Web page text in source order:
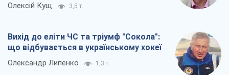
Олексій Кущ 3,5 т.
Вихід до еліти ЧС та тріумф "Сокола":
що відбувається в українському хокеї
Олександр Липенко 1,3 т.